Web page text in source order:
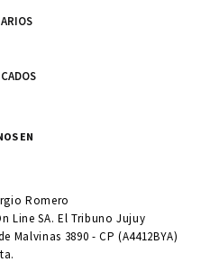
EN
Romero
Line SA. El Tribuno Jujuy
Malvinas 3890 - CP (A4412BYA)